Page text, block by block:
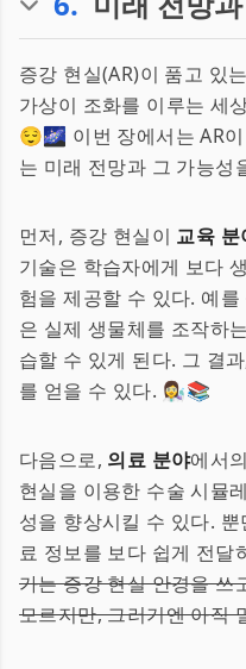
증강 현실(AR)이 품고 있
가상이 조화를 이루는 세
😌🌌 이번 장에서는 AR
는 미래 전망과 그 가능성
먼저, 증강 현실이 교육 분
기술은 학습자에게 보다
험을 제공할 수 있다. 예
은 실제 생물체를 조작하
습할 수 있게 된다. 그 결
를 얻을 수 있다. 👩‍🔬📚
다음으로, 의료 분야에서
현실을 이용한 수술 시뮬
성을 향상시킬 수 있다.
료 정보를 보다 쉽게 전달
가는 증강 현실 안경을 쓰
모르지만, 그러기엔 아직